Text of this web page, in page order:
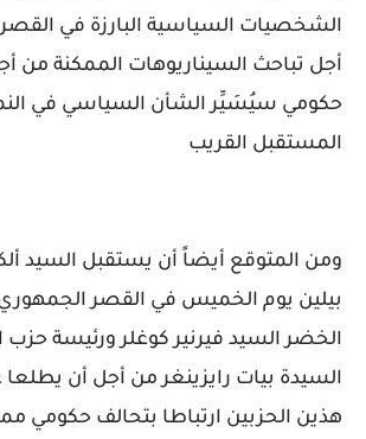
الشخصيات السياسية البارزة في
أجل تباحث السيناريوهات الممكنة من
حكومي سيُسَيِّر الشأن السياسي في
المستقبل القريب
ومن المتوقع أيضاً أن يستقبل السيد
بيلين يوم الخميس في القصر
الخضر السيد فيرنير كوغلر ورئيسة حزب
السيدة بيات رايزينغر من أجل أن
هذين الحزبين ارتباطا بتحالف حكومي